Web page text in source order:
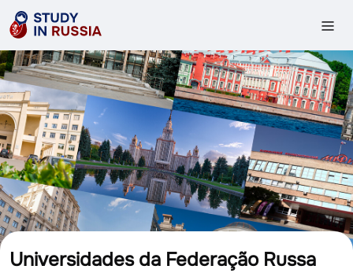
Universidades da Federação Russa